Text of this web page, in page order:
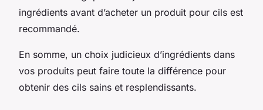
ingrédients avant d’acheter un produit pour cils est
recommandé.
En somme, un choix judicieux d’ingrédients dans
vos produits peut faire toute la différence pour
obtenir des cils sains et resplendissants.